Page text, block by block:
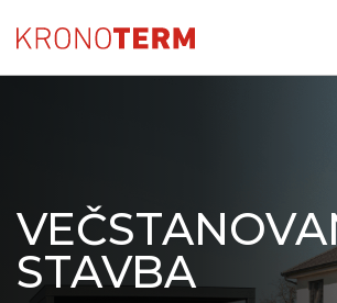
STAVBA